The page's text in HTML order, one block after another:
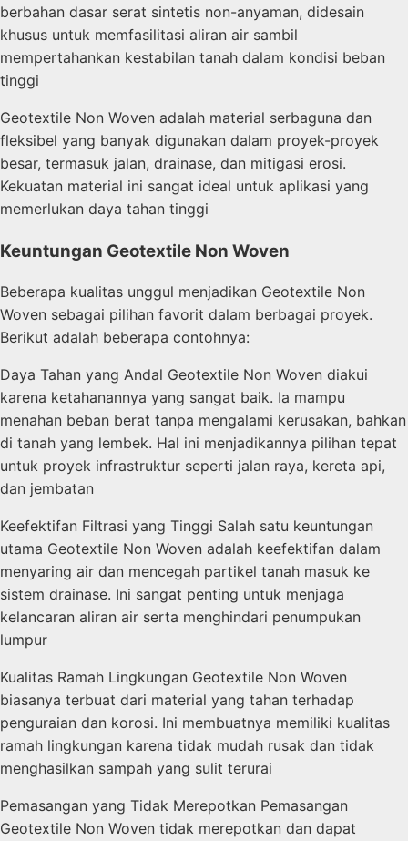
berbahan dasar serat sintetis non-anyaman, didesain
khusus untuk memfasilitasi aliran air sambil
mempertahankan kestabilan tanah dalam kondisi beban
tinggi
Geotextile Non Woven adalah material serbaguna dan
fleksibel yang banyak digunakan dalam proyek-proyek
besar, termasuk jalan, drainase, dan mitigasi erosi.
Kekuatan material ini sangat ideal untuk aplikasi yang
memerlukan daya tahan tinggi
Keuntungan Geotextile Non Woven
Beberapa kualitas unggul menjadikan Geotextile Non
Woven sebagai pilihan favorit dalam berbagai proyek.
Berikut adalah beberapa contohnya:
Daya Tahan yang Andal Geotextile Non Woven diakui
karena ketahanannya yang sangat baik. Ia mampu
menahan beban berat tanpa mengalami kerusakan, bahkan
di tanah yang lembek. Hal ini menjadikannya pilihan tepat
untuk proyek infrastruktur seperti jalan raya, kereta api,
dan jembatan
Keefektifan Filtrasi yang Tinggi Salah satu keuntungan
utama Geotextile Non Woven adalah keefektifan dalam
menyaring air dan mencegah partikel tanah masuk ke
sistem drainase. Ini sangat penting untuk menjaga
kelancaran aliran air serta menghindari penumpukan
lumpur
Kualitas Ramah Lingkungan Geotextile Non Woven
biasanya terbuat dari material yang tahan terhadap
penguraian dan korosi. Ini membuatnya memiliki kualitas
ramah lingkungan karena tidak mudah rusak dan tidak
menghasilkan sampah yang sulit terurai
Pemasangan yang Tidak Merepotkan Pemasangan
Geotextile Non Woven tidak merepotkan dan dapat